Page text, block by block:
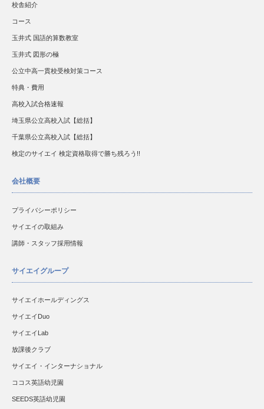
校舎紹介
コース
玉井式 国語的算数教室
玉井式 図形の極
公立中高一貫校受検対策コース
特典・費用
高校入試合格速報
埼玉県公立高校入試【総括】
千葉県公立高校入試【総括】
検定のサイエイ 検定資格取得で勝ち残ろう!!
会社概要
プライバシーポリシー
サイエイの取組み
講師・スタッフ採用情報
サイエイグループ
サイエイホールディングス
サイエイDuo
サイエイLab
放課後クラブ
サイエイ・インターナショナル
ココス英語幼児園
SEEDS英語幼児園